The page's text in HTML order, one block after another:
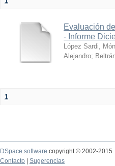
Evaluación
- Informe
López Sardi,
Alejandro;
1
DSpace software copyright © 2002-2015
Contacto
Sugerencias